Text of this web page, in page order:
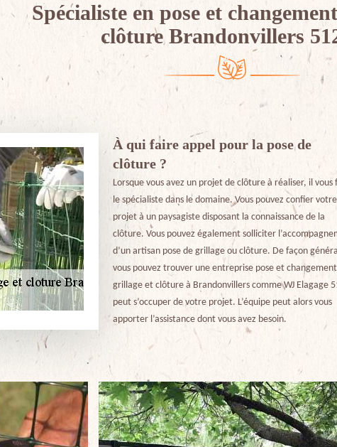
Spécialiste en pose et
clôture Brandonvillers
À qui faire appel pour la pose de
clôture ?
Lorsque vous avez un projet de clôture à réaliser, il vous
le spécialiste dans le domaine. Vous pouvez confier votre
projet à un paysagiste disposant la connaissance de la
clôture. Vous pouvez également solliciter
d’un artisan pose de grillage ou clôture. De façon
vous pouvez trouver une entreprise pose et changement
grillage et clôture à Brandonvillers comme WJ Elagage
peut s’occuper de votre projet. L’équipe peut alors vous
apporter l’assistance dont vous avez besoin.